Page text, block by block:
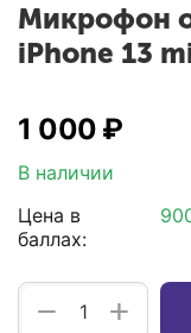
Микрофон
iPhone 13
1 000 ₽
В наличии
Цена в
баллах:
+
−